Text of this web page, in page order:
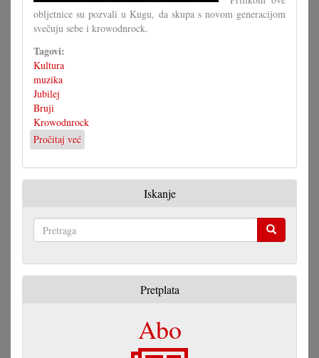
obljetnice su pozvali u Kugu, da skupa s novom generacijom
svečuju sebe i krowodnrock.
Tagovi:
Kultura
muzika
Jubilej
Bruji
Krowodnrock
Pročitaj već
45
ljet
kasnije
Iskanje
Pretplata
Abo